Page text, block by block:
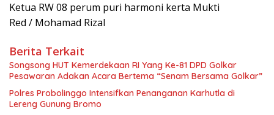
Ketua RW 08 perum puri harmoni kerta Mukti
Red / Mohamad Rizal
Berita Terkait
Songsong HUT Kemerdekaan RI Yang Ke-81 DPD Golkar
Pesawaran Adakan Acara Bertema “Senam Bersama Golkar”
Polres Probolinggo Intensifkan Penanganan Karhutla di
Lereng Gunung Bromo